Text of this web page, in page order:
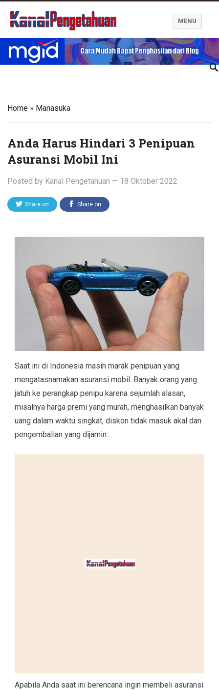
Kanal Pengetahuan dan Informasi
MENU
Home » Manasuka
Anda Harus Hindari 3 Penipuan
Asuransi Mobil Ini
Posted by Kanal Pengetahuan — 18 Oktober 2022
Share on Share on
Saat ini di Indonesia masih marak penipuan yang
mengatasnamakan asuransi mobil. Banyak orang yang
jatuh ke perangkap penipu karena sejumlah alasan,
misalnya harga premi yang murah, menghasilkan banyak
uang dalam waktu singkat, diskon tidak masuk akal dan
pengembalian yang dijamin.
Apabila Anda saat ini berencana ingin membeli asuransi